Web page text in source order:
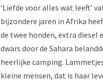
‘Liefde voor alles wat leeft’
bijzondere jaren in Afrika
de twee honden, extra diesel
dwars door de Sahara
heerlijke camping.
kleine mensen, dat is haar